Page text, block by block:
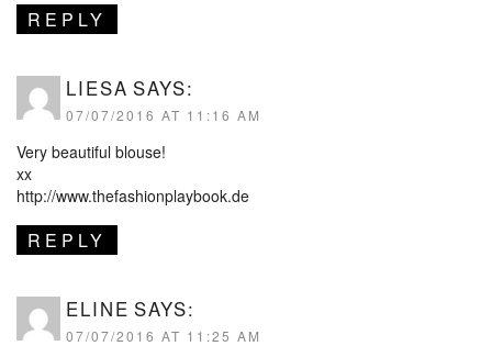
REPLY
LIESA SAYS:
07/07/2016 AT 11:16 AM
Very beautiful blouse!
xx
http://www.thefashionplaybook.de
REPLY
ELINE SAYS:
07/07/2016 AT 11:25 AM